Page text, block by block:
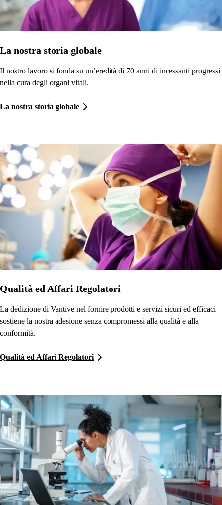
La nostra storia globale
Il nostro lavoro si fonda su un’eredità di 70 anni di incessanti progressi
nella cura degli organi vitali.
La nostra storia globale
Qualità ed Affari Regolatori
La dedizione di Vantive nel fornire prodotti e servizi sicuri ed efficaci
sostiene la nostra adesione senza compromessi alla qualità e alla
conformità.
Qualità ed Affari Regolatori